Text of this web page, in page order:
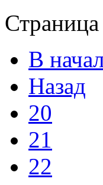
В
Назад
20
21
22